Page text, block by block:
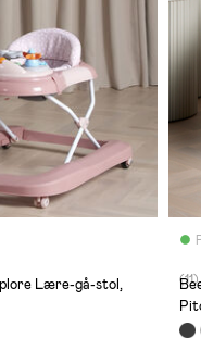
Lære-gå-stol,
(11)